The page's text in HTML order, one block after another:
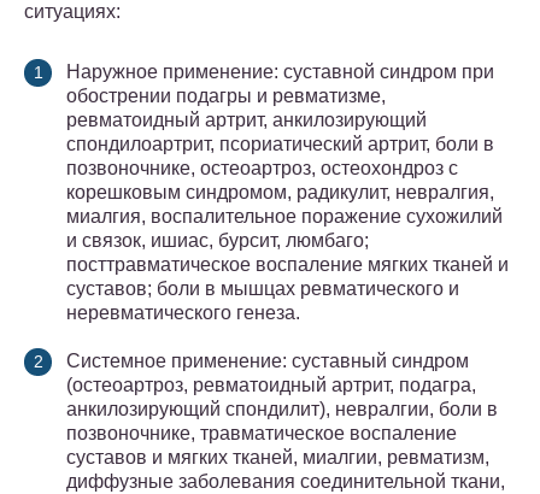
ситуациях:
Наружное применение: суставной синдром при
обострении подагры и ревматизме,
ревматоидный артрит, анкилозирующий
спондилоартрит, псориатический артрит, боли в
позвоночнике, остеоартроз, остеохондроз с
корешковым синдромом, радикулит, невралгия,
миалгия, воспалительное поражение сухожилий
и связок, ишиас, бурсит, люмбаго;
посттравматическое воспаление мягких тканей и
суставов; боли в мышцах ревматического и
неревматического генеза.
Системное применение: суставный синдром
(остеоартроз, ревматоидный артрит, подагра,
анкилозирующий спондилит), невралгии, боли в
позвоночнике, травматическое воспаление
суставов и мягких тканей, миалгии, ревматизм,
диффузные заболевания соединительной ткани,